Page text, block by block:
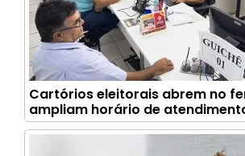
Cartórios eleitorais abrem no
ampliam horário de